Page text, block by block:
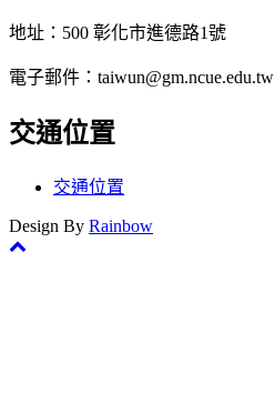
地址：500 彰化市進德路1號
電子郵件：taiwun@gm.ncue.edu.tw
交通位置
交通位置
Design By Rainbow